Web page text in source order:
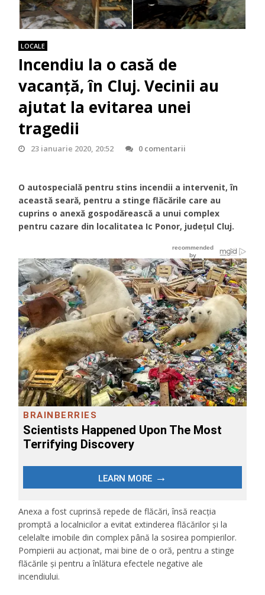
LOCALE
Incendiu la o casă de
vacanță, în Cluj. Vecinii au
ajutat la evitarea unei
tragedii
23 ianuarie 2020, 20:52 0 comentarii
O autospecială pentru stins incendii a intervenit, în
această seară, pentru a stinge flăcările care au
cuprins o anexă gospodărească a unui complex
pentru cazare din localitatea Ic Ponor, județul Cluj.
Anexa a fost cuprinsă repede de flăcări, însă reacția
promptă a localnicilor a evitat extinderea flăcărilor și la
celelalte imobile din complex până la sosirea pompierilor.
Pompierii au acționat, mai bine de o oră, pentru a stinge
flăcările și pentru a înlătura efectele negative ale
incendiului.